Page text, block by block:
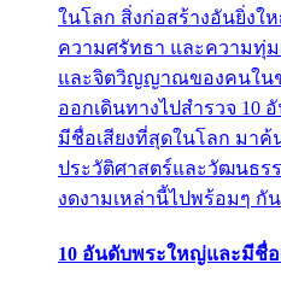
ในโลก สิ่งก่อสร้างอันยิ่งใ
ความศรัทธา และความทุ่
และจิตวิญญาณของคนในช
ออกเดินทางไปสำรวจ 10
มีชื่อเสียงที่สุดในโลก มา
ประวัติศาสตร์และวัฒนธร
งดงามเหล่านี้ไปพร้อมๆ กัน
10 อันดับพระใหญ่และมีชื่อ